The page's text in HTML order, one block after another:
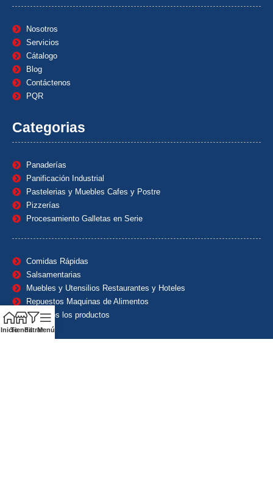
Nosotros
Servicios
Cátalogo
Blog
Contáctenos
PQR
Categorias
Panaderías
Panificación Industrial
Pastelerias y Muebles Cafes y Postre
Pizzerías
Procesamiento Galletas en Serie
Comidas Rápidas
Salsamentarias
Muebles y Utensilios Restaurantes y Hoteles
Repuestos Maquinas de Alimentos
Ver todos los productos
InicioTiendaFiltrarMenú